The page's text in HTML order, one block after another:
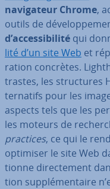
na­vi­ga­teur Chrome,
outils de
d’ac­ces­si­bi­lité qui
lité d’un site Web et
ra­tion concrètes.
trastes, les struc­tures
ter­na­tifs pour les
aspects tels que les
les moteurs de
practices, ce qui le
optimiser le site Web
tionne di­rec­te­ment
tion sup­plé­men­taire